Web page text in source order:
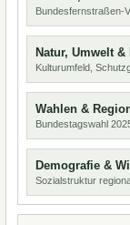
Bundesfernstraßen-
Natur, Umwelt
Kulturumfeld,
Wahlen &
Bundestagswahl
Demografie &
Sozialstruktur